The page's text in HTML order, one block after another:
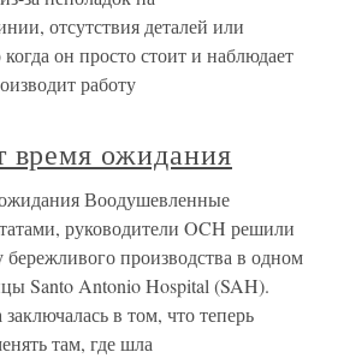
отсутствия деталей или
он просто стоит и наблюдает
работу
время ожидания
Воодушевленные
руководители OCH решили
бережливого производства в одном
Santo Antonio Hospital (SAH).
в том, что теперь
там, где шла